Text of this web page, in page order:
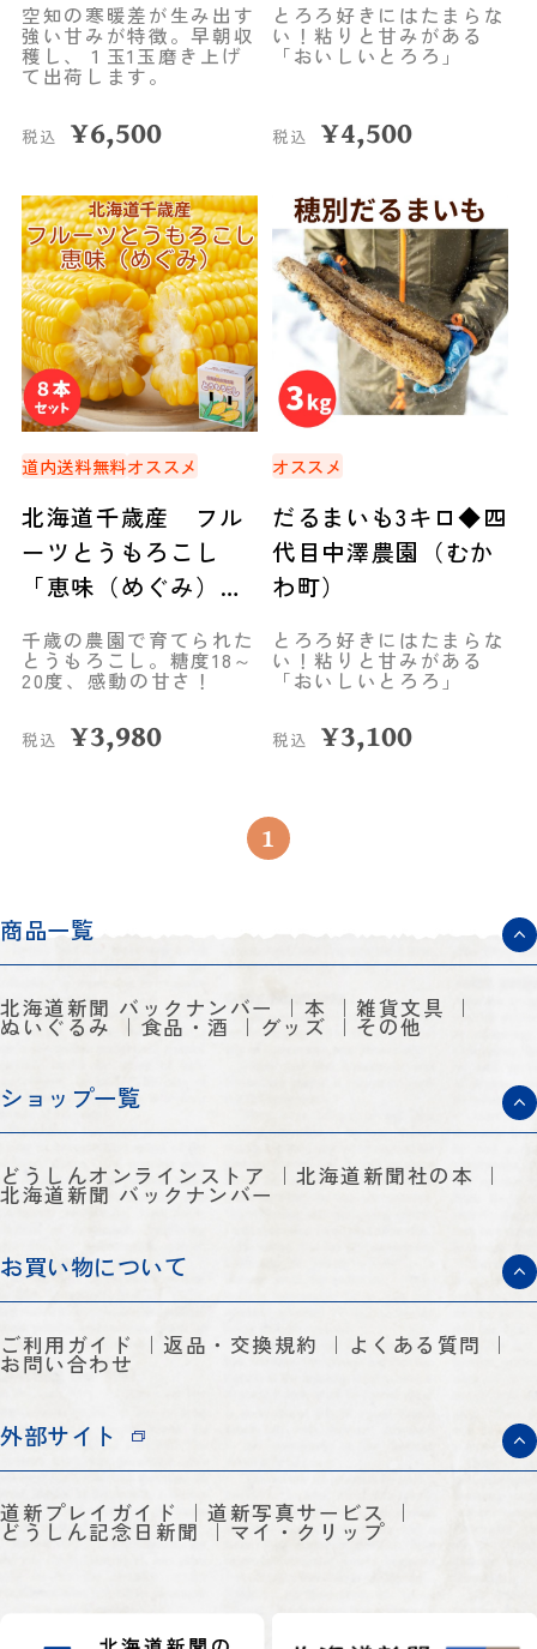
空知の寒暖差が生み出す
強い甘みが特徴。早朝収
穫し、１玉1玉磨き上げ
て出荷します。
税込 ¥6,500
とろろ好きにはたまらな
い！粘りと甘みがある
「おいしいとろろ」
税込 ¥4,500
道内送料無料オススメ
北海道千歳産 フル
ーツとうもろこし
「恵味（めぐみ）」
千歳の農園で育てられた
とうもろこし。糖度18～
20度、感動の甘さ！
税込 ¥3,980
オススメ
だるまいも3キロ◆四
代目中澤農園（むか
わ町）
とろろ好きにはたまらな
い！粘りと甘みがある
「おいしいとろろ」
税込 ¥3,100
1
商品一覧
北海道新聞 バックナンバー 本 雑貨文具
ぬいぐるみ 食品・酒 グッズ その他
ショップ一覧
どうしんオンラインストア 北海道新聞社の本
北海道新聞 バックナンバー
お買い物について
ご利用ガイド 返品・交換規約 よくある質問
お問い合わせ
外部サイト
道新プレイガイド 道新写真サービス
どうしん記念日新聞 マイ・クリップ